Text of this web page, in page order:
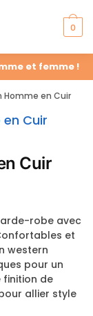
0
et femme !
en Cuir
Cuir
robe avec
et
western
pour un
finition de
allier style